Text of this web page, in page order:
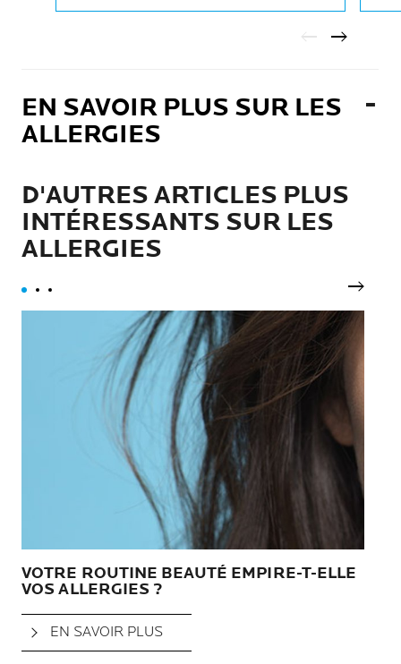
EN SAVOIR PLUS SUR LES
ALLERGIES
D'AUTRES ARTICLES PLUS
INTÉRESSANTS SUR LES
ALLERGIES
VOTRE ROUTINE BEAUTÉ EMPIRE-T-ELLE
VOS ALLERGIES ?
EN SAVOIR PLUS